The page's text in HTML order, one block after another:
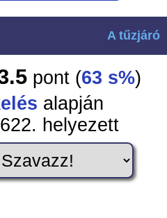
A tűzjáró
pont (63 s%)
alapján
helyezett